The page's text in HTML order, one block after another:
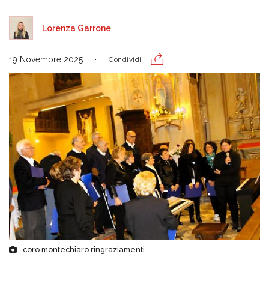
Lorenza Garrone
19 Novembre 2025 Condividi
coro montechiaro ringraziamenti